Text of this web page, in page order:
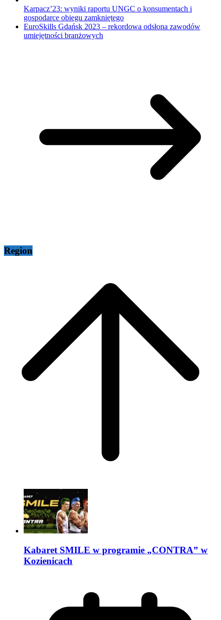
Karpacz’23: wyniki raportu UNGC o konsumentach i
gospodarce obiegu zamkniętego
EuroSkills Gdańsk 2023 – rekordowa odsłona zawodów
umiejętności branżowych
Region
Kabaret SMILE w programie „CONTRA” w
Kozienicach